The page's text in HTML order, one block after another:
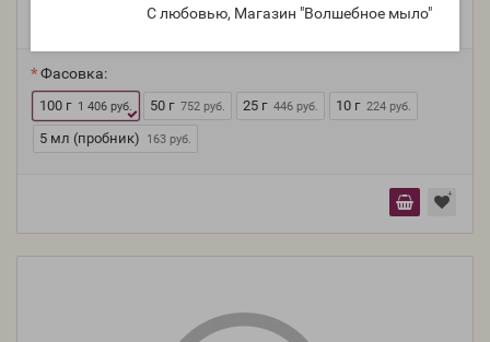
С любовью, Магазин "Волшебное мыло"
Производитель: Nature's Garden, США
Фасовка:
100 г 1 406 руб. 50 г 752 руб. 25 г 446 руб. 10 г 224 руб.
5 мл (пробник) 163 руб.